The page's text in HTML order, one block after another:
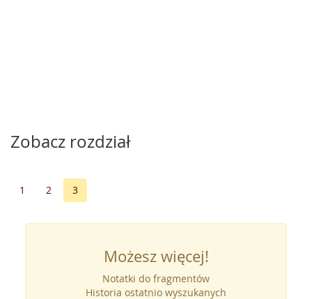
Zobacz rozdział
1 2 3
Możesz więcej!
Notatki do fragmentów
Historia ostatnio wyszukanych